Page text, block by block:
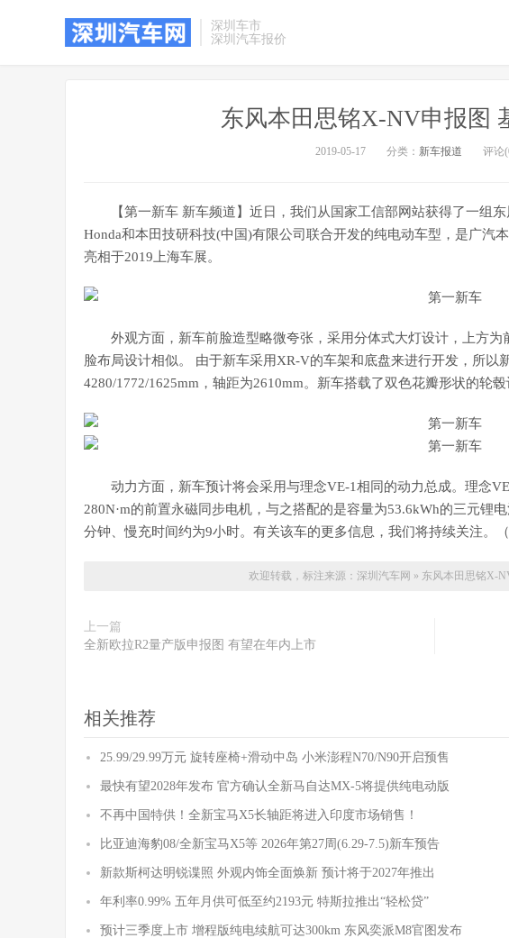
深圳车市
深圳汽车报价
东风本田思铭X-NV申报图
2019-05-17 分类： 新车报道 评论
【第一新车 新车频道】近日，我们从国家工信部网站获得了一组
Honda和本田技研科技(中国)有限公司联合开发的纯电动车型，是广汽
亮相于2019上海车展。
外观方面，新车前脸造型略微夸张，采用分体式大灯设计，上方
脸布局设计相似。 由于新车采用XR-V的车架和底盘来进行开发，所以
4280/1772/1625mm，轴距为2610mm。新车搭载了双色花瓣形状的轮
动力方面，新车预计将会采用与理念VE-1相同的动力总成。理念
280N·m的前置永磁同步电机，与之搭配的是容量为53.6kWh的三元锂
分钟、慢充时间约为9小时。有关该车的更多信息，我们将持续关注。
欢迎转载，标注来源： 深圳汽车网 » 东风本田思铭X-
上一篇
全新欧拉R2量产版申报图 有望在年内上市
相关推荐
25.99/29.99万元 旋转座椅+滑动中岛 小米澎程N70/N90开启预售
最快有望2028年发布 官方确认全新马自达MX-5将提供纯电动版
不再中国特供！全新宝马X5长轴距将进入印度市场销售！
比亚迪海豹08/全新宝马X5等 2026年第27周(6.29-7.5)新车预告
新款斯柯达明锐谍照 外观内饰全面焕新 预计将于2027年推出
年利率0.99% 五年月供可低至约2193元 特斯拉推出“轻松贷”
预计三季度上市 增程版纯电续航可达300km 东风奕派M8官图发布